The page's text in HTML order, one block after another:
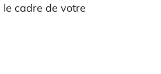
cadre de votre